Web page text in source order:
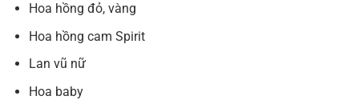
Hoa hồng đỏ, vàng
Hoa hồng cam Spirit
Lan vũ nữ
Hoa baby